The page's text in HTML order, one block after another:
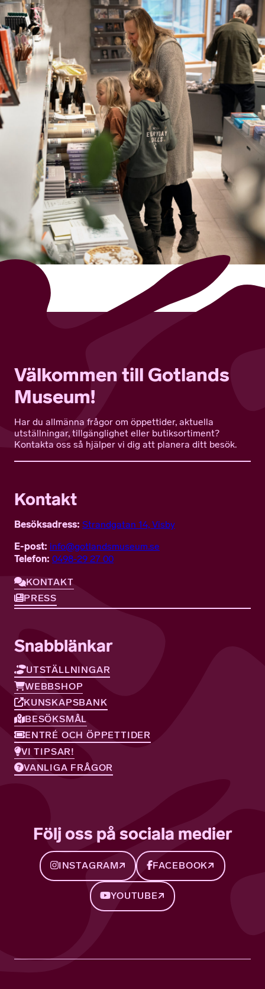
Välkommen till Gotlands
Museum!
Har du allmänna frågor om öppettider, aktuella
utställningar, tillgänglighet eller butiksortiment?
Kontakta oss så hjälper vi dig att planera ditt besök.
Kontakt
Besöksadress: Strandgatan 14, Visby
E-post: info@gotlandsmuseum.se
Telefon: 0498-29 27 00
KONTAKT
PRESS
Snabblänkar
UTSTÄLLNINGAR
WEBBSHOP
KUNSKAPSBANK
BESÖKSMÅL
ENTRÉ OCH ÖPPETTIDER
VI TIPSAR!
VANLIGA FRÅGOR
Följ oss på sociala medier
INSTAGRAM FACEBOOK
YOUTUBE